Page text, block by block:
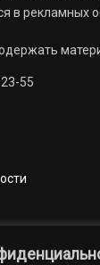
в рекламных
55